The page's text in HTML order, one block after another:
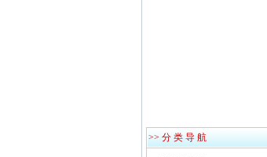
>> 分 类 导 航